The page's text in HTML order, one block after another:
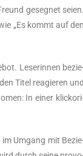
geseg­net sei­en.
„Es kommt auf den
Lese­rin­nen
Titel reagie­ren und
In einer
im Umgang mit